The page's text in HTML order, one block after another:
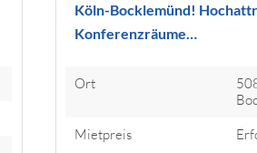
Köln-Bocklemünd!
Konferenzräume…
Ort
Mietpreis